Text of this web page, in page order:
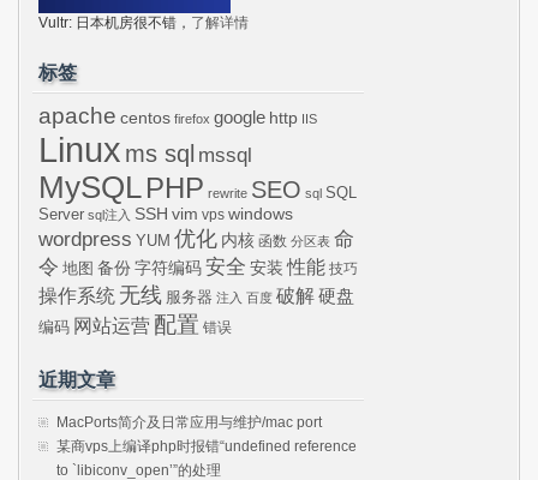
Vultr: 日本机房很不错， 了解详情
标签
apache centos firefox google http IIS
Linux ms sql mssql
MySQLPHP rewrite SEO sql SQL
Server sql注入 SSH vim vps windows
wordpress YUM 优化 内核 函数 分区表 命
令 地图 备份 字符编码 安全 安装 性能 技巧
操作系统 无线 服务器 注入 百度 破解硬盘
编码 网站运营 配置 错误
近期文章
MacPorts简介及日常应用与维护/mac port
某商vps上编译php时报错“undefined reference
to `libiconv_open’”的处理